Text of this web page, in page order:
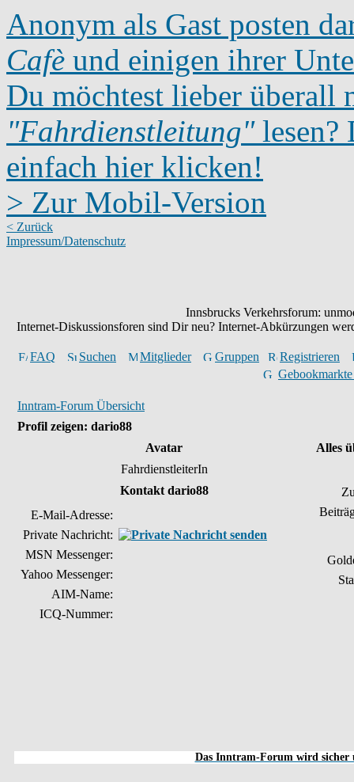
Anonym als Gast posten
Cafè und einigen ihrer
Du möchtest lieber überall
"Fahrdienstleitung"lesen?
einfach hier klicken!
> Zur Mobil-Version
< Zurück
Impressum/Datenschutz
Innsbrucks Verkehrsforum:
Internet-Diskussionsforen sind Dir neu? Internet-Abkürzungen
FAQ Suchen Mitglieder Gruppen
Registrieren
Inntram-Forum Übersicht
Profil zeigen: dario88
Avatar
Alles
FahrdienstleiterIn
Kontakt dario88
E-Mail-Adresse:
Private Nachricht:
MSN Messenger:
Yahoo Messenger:
AIM-Name:
ICQ-Nummer:
Das Inntram-Forum wird sicher